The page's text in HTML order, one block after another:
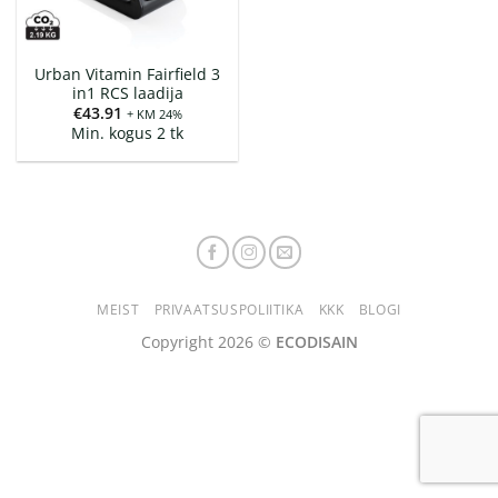
Urban Vitamin Fairfield 3
in1 RCS laadija
€43.91 + KM 24%
Min. kogus 2 tk
MEIST PRIVAATSUSPOLIITIKA KKK BLOGI
Copyright 2026 © ECODISAIN